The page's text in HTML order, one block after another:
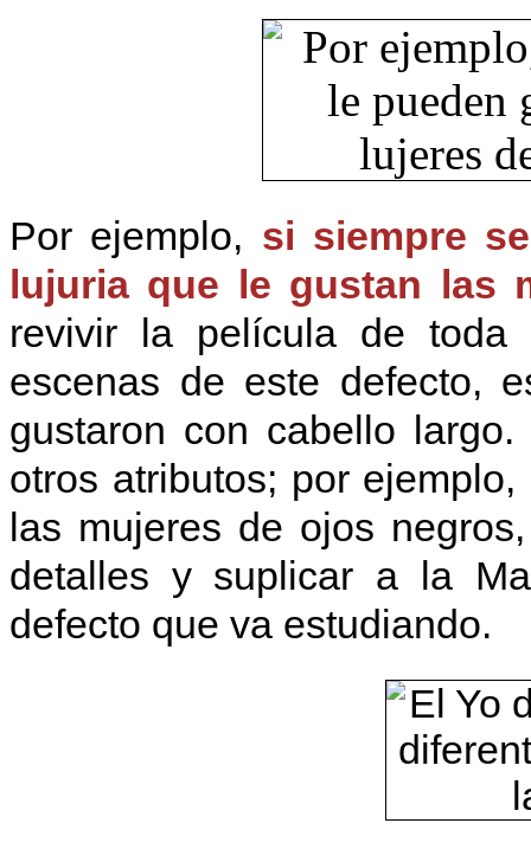
Por ejemplo, si siempre
lujuria que le gustan las
revivir la película de
escenas de este defecto,
gustaron con cabello
otros atributos; por
las mujeres de ojos
detalles y suplicar a la
defecto que va estudiando.